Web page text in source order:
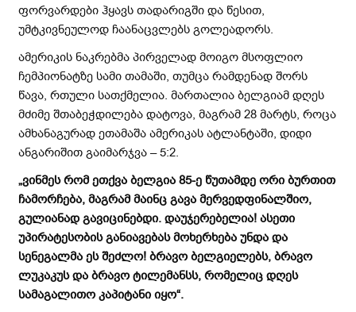
ფორვარდები ჰყავს თადარიგში და წესით,
უმტკივნეულოდ ჩაანაცვლებს გოლეადორს.
ამერიკის ნაკრებმა პირველად მოიგო მსოფლიო
ჩემპიონატზე სამი თამაში, თუმცა რამდენად შორს
წავა, რთული სათქმელია. მართალია ბელგიამ დღეს
მძიმე შთაბეჭდილება დატოვა, მაგრამ 28 მარტს, როცა
ამხანაგურად ეთამაშა ამერიკას ატლანტაში, დიდი
ანგარიშით გაიმარჯვა – 5:2.
„ვინმეს რომ ეთქვა ბელგია 85-ე წუთამდე ორი ბურთით
ჩამორჩება, მაგრამ მაინც გავა მერვედფინალშიო,
გულიანად გავიცინებდი. დაუჯერებელია! ასეთი
უპირატესობის განიავებას მოხერხება უნდა და
სენეგალმა ეს შეძლო! ბრავო ბელგიელებს, ბრავო
ლუკაკუს და ბრავო ტილემანსს, რომელიც დღეს
სამაგალითო კაპიტანი იყო“.